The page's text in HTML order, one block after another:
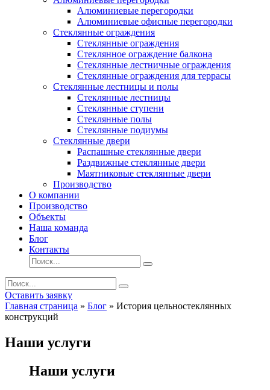
Алюминиевые перегородки
Алюминиевые офисные перегородки
Стеклянные ограждения
Стеклянные ограждения
Стеклянное ограждение балкона
Стеклянные лестничные ограждения
Стеклянные ограждения для террасы
Стеклянные лестницы и полы
Стеклянные лестницы
Стеклянные ступени
Стеклянные полы
Стеклянные подиумы
Стеклянные двери
Распашные стеклянные двери
Раздвижные стеклянные двери
Маятниковые стеклянные двери
Производство
О компании
Производство
Объекты
Наша команда
Блог
Контакты
Оставить заявку
Главная страница » Блог » История цельностеклянных
конструкций
Наши услуги
Наши услуги